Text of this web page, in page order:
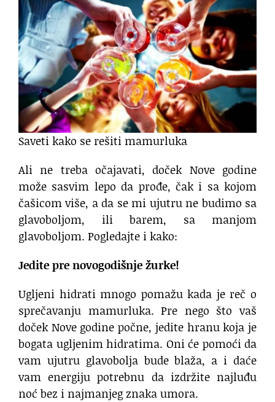
Saveti kako se rešiti mamurluka
Ali ne treba očajavati, doček Nove godine
može sasvim lepo da prođe, čak i sa kojom
čašicom više, a da se mi ujutru ne budimo sa
glavoboljom, ili barem, sa manjom
glavoboljom. Pogledajte i kako:
Jedite pre novogodišnje žurke!
Ugljeni hidrati mnogo pomažu kada je reč o
sprečavanju mamurluka. Pre nego što vaš
doček Nove godine počne, jedite hranu koja je
bogata ugljenim hidratima. Oni će pomoći da
vam ujutru glavobolja bude blaža, a i daće
vam energiju potrebnu da izdržite najluđu
noć bez i najmanjeg znaka umora.